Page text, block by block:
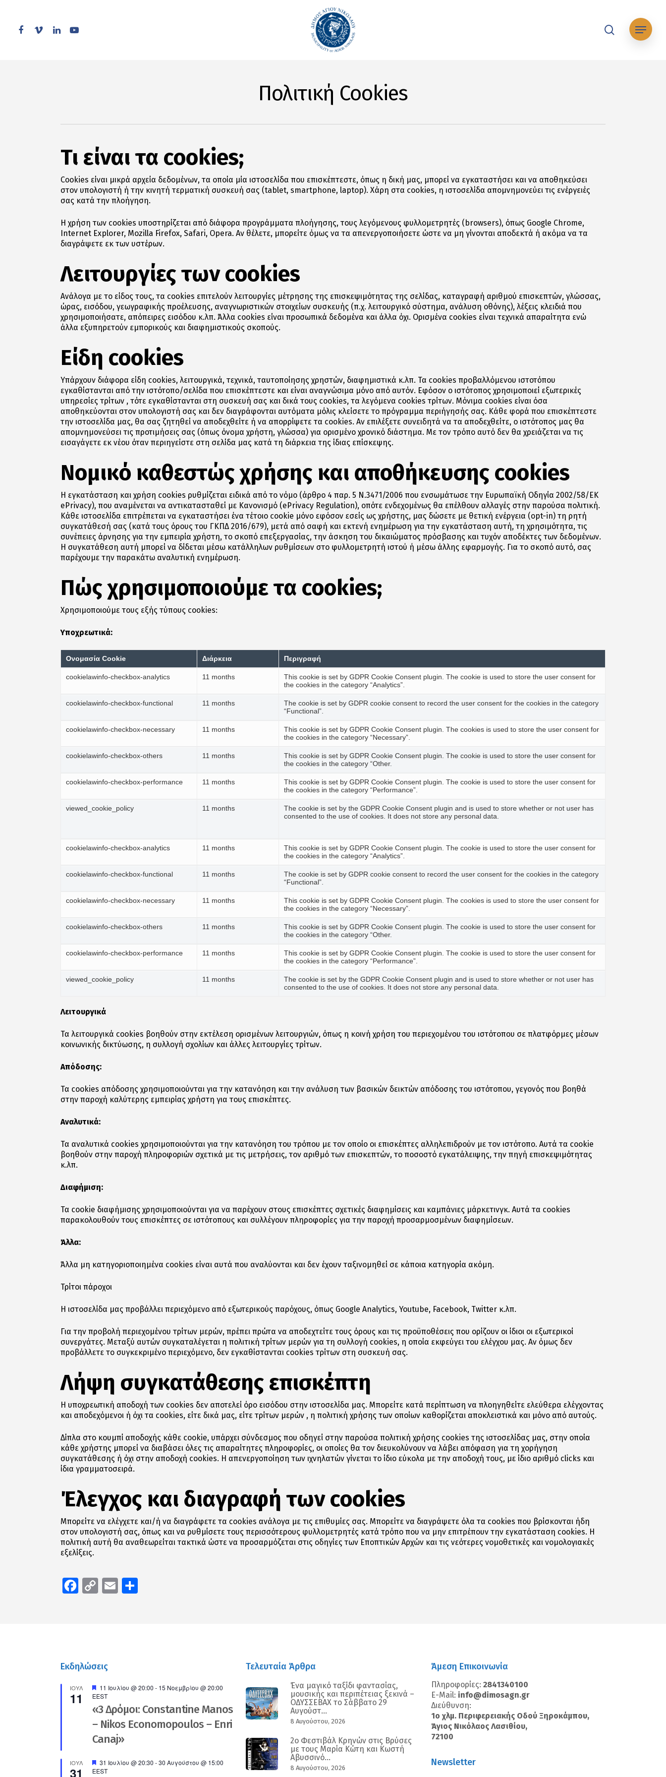
content
facebook
vimeo linkedinyoutube Μενού
Πολιτική Cookies
Τι είναι τα cookies;
Cookies είναι μικρά αρχεία δεδομένων, τα οποία μία ιστοσελίδα που επισκέπτεστε, όπως η δική μας, μπορεί να εγκαταστήσει και να αποθηκεύσει
στον υπολογιστή ή την κινητή τερματική συσκευή σας (tablet, smartphone, laptop). Χάρη στα cookies, η ιστοσελίδα απομνημονεύει τις ενέργειές
σας κατά την πλοήγηση.
Η χρήση των cookies υποστηρίζεται από διάφορα προγράμματα πλοήγησης, τους λεγόμενους φυλλομετρητές (browsers), όπως Google Chrome,
Internet Explorer, Mozilla Firefox, Safari, Opera. Αν θέλετε, μπορείτε όμως να τα απενεργοποιήσετε ώστε να μη γίνονται αποδεκτά ή ακόμα να τα
διαγράψετε εκ των υστέρων.
Λειτουργίες των cookies
Ανάλογα με το είδος τους, τα cookies επιτελούν λειτουργίες μέτρησης της επισκεψιμότητας της σελίδας, καταγραφή αριθμού επισκεπτών, γλώσσας,
ώρας, εισόδου, γεωγραφικής προέλευσης, αναγνωριστικών στοιχείων συσκευής (π.χ. λειτουργικό σύστημα, ανάλυση οθόνης), λέξεις κλειδιά που
χρησιμοποιήσατε, απόπειρες εισόδου κ.λπ. Άλλα cookies είναι προσωπικά δεδομένα και άλλα όχι. Ορισμένα cookies είναι τεχνικά απαραίτητα ενώ
άλλα εξυπηρετούν εμπορικούς και διαφημιστικούς σκοπούς.
Είδη cookies
Υπάρχουν διάφορα είδη cookies, λειτουργικά, τεχνικά, ταυτοποίησης χρηστών, διαφημιστικά κ.λπ. Τα cookies προβαλλόμενου ιστοτόπου
εγκαθίστανται από την ιστότοπο/σελίδα που επισκέπτεστε και είναι αναγνώσιμα μόνο από αυτόν. Εφόσον ο ιστότοπος χρησιμοποιεί εξωτερικές
υπηρεσίες τρίτων , τότε εγκαθίστανται στη συσκευή σας και δικά τους cookies, τα λεγόμενα cookies τρίτων. Μόνιμα cookies είναι όσα
αποθηκεύονται στον υπολογιστή σας και δεν διαγράφονται αυτόματα μόλις κλείσετε το πρόγραμμα περιήγησής σας. Κάθε φορά που επισκέπτεστε
την ιστοσελίδα μας, θα σας ζητηθεί να αποδεχθείτε ή να απορρίψετε τα cookies. Αν επιλέξετε συνειδητά να τα αποδεχθείτε, ο ιστότοπος μας θα
απομνημονεύσει τις προτιμήσεις σας (όπως όνομα χρήστη, γλώσσα) για ορισμένο χρονικό διάστημα. Με τον τρόπο αυτό δεν θα χρειάζεται να τις
εισαγάγετε εκ νέου όταν περιηγείστε στη σελίδα μας κατά τη διάρκεια της ίδιας επίσκεψης.
Νομικό καθεστώς χρήσης και αποθήκευσης cookies
Η εγκατάσταση και χρήση cookies ρυθμίζεται ειδικά από το νόμο (άρθρο 4 παρ. 5 Ν.3471/2006 που ενσωμάτωσε την Ευρωπαϊκή Οδηγία 2002/58/ΕΚ
ePrivacy), που αναμένεται να αντικατασταθεί με Κανονισμό (ePrivacy Regulation), οπότε ενδεχομένως θα επέλθουν αλλαγές στην παρούσα πολιτική.
Κάθε ιστοσελίδα επιτρέπεται να εγκαταστήσει ένα τέτοιο cookie μόνο εφόσον εσείς ως χρήστης, μας δώσετε με θετική ενέργεια (opt-in) τη ρητή
συγκατάθεσή σας (κατά τους όρους του ΓΚΠΔ 2016/679), μετά από σαφή και εκτενή ενημέρωση για την εγκατάσταση αυτή, τη χρησιμότητα, τις
συνέπειες άρνησης για την εμπειρία χρήστη, το σκοπό επεξεργασίας, την άσκηση του δικαιώματος πρόσβασης και τυχόν αποδέκτες των δεδομένων.
Η συγκατάθεση αυτή μπορεί να δίδεται μέσω κατάλληλων ρυθμίσεων στο φυλλομετρητή ιστού ή μέσω άλλης εφαρμογής. Για το σκοπό αυτό, σας
παρέχουμε την παρακάτω αναλυτική ενημέρωση.
Πώς χρησιμοποιούμε τα cookies;
Χρησιμοποιούμε τους εξής τύπους cookies:
Υποχρεωτικά:
Ονομασία Cookie Διάρκεια Περιγραφή
cookielawinfo-checkbox-analytics 11 months
This cookie is set by GDPR Cookie Consent plugin. The cookie is used to store the user consent for
the cookies in the category “Analytics”.
cookielawinfo-checkbox-functional 11 months
The cookie is set by GDPR cookie consent to record the user consent for the cookies in the category
“Functional”.
cookielawinfo-checkbox-necessary 11 months
This cookie is set by GDPR Cookie Consent plugin. The cookies is used to store the user consent for
the cookies in the category “Necessary”.
cookielawinfo-checkbox-others 11 months
This cookie is set by GDPR Cookie Consent plugin. The cookie is used to store the user consent for
the cookies in the category “Other.
cookielawinfo-checkbox-performance 11 months
This cookie is set by GDPR Cookie Consent plugin. The cookie is used to store the user consent for
the cookies in the category “Performance”.
viewed_cookie_policy 11 months
The cookie is set by the GDPR Cookie Consent plugin and is used to store whether or not user has
consented to the use of cookies. It does not store any personal data.
cookielawinfo-checkbox-analytics 11 months
This cookie is set by GDPR Cookie Consent plugin. The cookie is used to store the user consent for
the cookies in the category “Analytics”.
cookielawinfo-checkbox-functional 11 months
The cookie is set by GDPR cookie consent to record the user consent for the cookies in the category
“Functional”.
cookielawinfo-checkbox-necessary 11 months
This cookie is set by GDPR Cookie Consent plugin. The cookies is used to store the user consent for
the cookies in the category “Necessary”.
cookielawinfo-checkbox-others 11 months
This cookie is set by GDPR Cookie Consent plugin. The cookie is used to store the user consent for
the cookies in the category “Other.
cookielawinfo-checkbox-performance 11 months
This cookie is set by GDPR Cookie Consent plugin. The cookie is used to store the user consent for
the cookies in the category “Performance”.
viewed_cookie_policy 11 months
The cookie is set by the GDPR Cookie Consent plugin and is used to store whether or not user has
consented to the use of cookies. It does not store any personal data.
Λειτουργικά
Τα λειτουργικά cookies βοηθούν στην εκτέλεση ορισμένων λειτουργιών, όπως η κοινή χρήση του περιεχομένου του ιστότοπου σε πλατφόρμες μέσων
κοινωνικής δικτύωσης, η συλλογή σχολίων και άλλες λειτουργίες τρίτων.
Απόδοσης:
Τα cookies απόδοσης χρησιμοποιούνται για την κατανόηση και την ανάλυση των βασικών δεικτών απόδοσης του ιστότοπου, γεγονός που βοηθά
στην παροχή καλύτερης εμπειρίας χρήστη για τους επισκέπτες.
Αναλυτικά:
Τα αναλυτικά cookies χρησιμοποιούνται για την κατανόηση του τρόπου με τον οποίο οι επισκέπτες αλληλεπιδρούν με τον ιστότοπο. Αυτά τα cookie
βοηθούν στην παροχή πληροφοριών σχετικά με τις μετρήσεις, τον αριθμό των επισκεπτών, το ποσοστό εγκατάλειψης, την πηγή επισκεψιμότητας
κ.λπ.
Διαφήμιση:
Τα cookie διαφήμισης χρησιμοποιούνται για να παρέχουν στους επισκέπτες σχετικές διαφημίσεις και καμπάνιες μάρκετινγκ. Αυτά τα cookies
παρακολουθούν τους επισκέπτες σε ιστότοπους και συλλέγουν πληροφορίες για την παροχή προσαρμοσμένων διαφημίσεων.
Άλλα:
Άλλα μη κατηγοριοποιημένα cookies είναι αυτά που αναλύονται και δεν έχουν ταξινομηθεί σε κάποια κατηγορία ακόμη.
Τρίτοι πάροχοι
Η ιστοσελίδα μας προβάλλει περιεχόμενο από εξωτερικούς παρόχους, όπως Google Analytics, Youtube, Facebook, Twitter κ.λπ.
Για την προβολή περιεχομένου τρίτων μερών, πρέπει πρώτα να αποδεχτείτε τους όρους και τις προϋποθέσεις που ορίζουν οι ίδιοι οι εξωτερικοί
συνεργάτες. Μεταξύ αυτών συγκαταλέγεται η πολιτική τρίτων μερών για τη συλλογή cookies, η οποία εκφεύγει του ελέγχου μας. Αν όμως δεν
προβάλλετε το συγκεκριμένο περιεχόμενο, δεν εγκαθίστανται cookies τρίτων στη συσκευή σας.
Λήψη συγκατάθεσης επισκέπτη
Η υποχρεωτική αποδοχή των cookies δεν αποτελεί όρο εισόδου στην ιστοσελίδα μας. Μπορείτε κατά περίπτωση να πλοηγηθείτε ελεύθερα ελέγχοντας
και αποδεχόμενοι ή όχι τα cookies, είτε δικά μας, είτε τρίτων μερών , η πολιτική χρήσης των οποίων καθορίζεται αποκλειστικά και μόνο από αυτούς.
Δίπλα στο κουμπί αποδοχής κάθε cookie, υπάρχει σύνδεσμος που οδηγεί στην παρούσα πολιτική χρήσης cookies της ιστοσελίδας μας, στην οποία
κάθε χρήστης μπορεί να διαβάσει όλες τις απαραίτητες πληροφορίες, οι οποίες θα τον διευκολύνουν να λάβει απόφαση για τη χορήγηση
συγκατάθεσης ή όχι στην αποδοχή cookies. Η απενεργοποίηση των ιχνηλατών γίνεται το ίδιο εύκολα με την αποδοχή τους, με ίδιο αριθμό clicks και
ίδια γραμματοσειρά.
Έλεγχος και διαγραφή των cookies
Μπορείτε να ελέγχετε και/ή να διαγράφετε τα cookies ανάλογα με τις επιθυμίες σας. Μπορείτε να διαγράψετε όλα τα cookies που βρίσκονται ήδη
στον υπολογιστή σας, όπως και να ρυθμίσετε τους περισσότερους φυλλομετρητές κατά τρόπο που να μην επιτρέπουν την εγκατάσταση cookies. Η
πολιτική αυτή θα αναθεωρείται τακτικά ώστε να προσαρμόζεται στις οδηγίες των Εποπτικών Αρχών και τις νεότερες νομοθετικές και νομολογιακές
εξελίξεις.
Facebook
CopyEmail
Εκδηλώσεις
ΙΟΎΛ
11
Προτεινόμενο
11 Ιουλίου @ 20:00 - 15 Νοεμβρίου @ 20:00
EEST
«3 Δρόμοι: Constantine Manos
– Nikos Economopoulos – Enri
Canaj»
ΙΟΎΛ
31
Προτεινόμενο
31 Ιουλίου @ 20:30 -30 Αυγούστου @ 15:00
EEST
Τελευταία Άρθρα
Ένα μαγικό ταξίδι φαντασίας,
μουσικής και περιπέτειας ξεκινά –
ΟΔΥΣΣΕΒΑΧ το Σάββατο 29
Αυγούστ...
8 Αυγούστου, 2026
2ο Φεστιβάλ Κρηνών στις Βρύσες
με τους Μαρία Κώτη και Κωστή
Αβυσσινό...
8 Αυγούστου, 2026
Άμεση Επικοινωνία
Πληροφορίες: 2841340100
E-Mail: info@dimosagn.gr
Διεύθυνση:
1ο χλμ. Περιφερειακής Οδού Ξηροκάμπου,
Άγιος Νικόλαος Λασιθίου,
72100
Newsletter